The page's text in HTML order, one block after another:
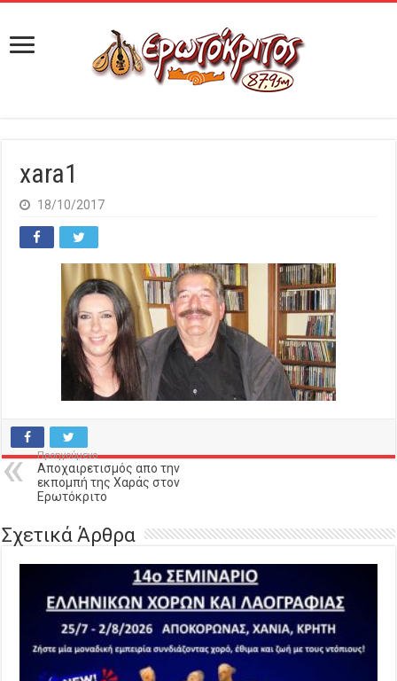
xara1
18/10/2017
Προηγούμενο
Αποχαιρετισμός απο την
εκπομπή της Χαράς στον
Ερωτόκριτο
Σχετικά Άρθρα